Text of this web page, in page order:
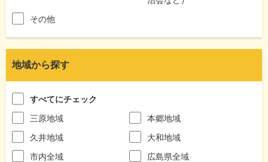
その他
地域から探す
すべてにチェック
三原地域
本郷地域
久井地域
大和地域
市内全域
広島県全域